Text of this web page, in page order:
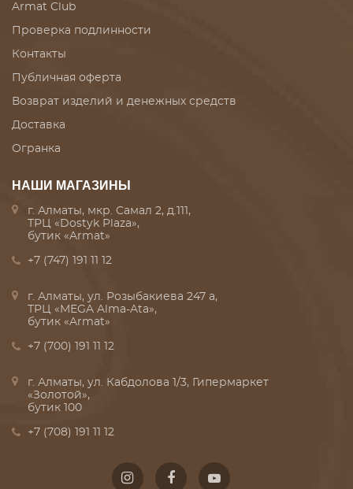
Armat Club
Проверка подлинности
Контакты
Публичная оферта
Возврат изделий и денежных средств
Доставка
Огранка
НАШИ МАГАЗИНЫ
г. Алматы, мкр. Самал 2, д.111,
ТРЦ «Dostyk Plaza»,
бутик «Armat»
+7 (747) 191 11 12
г. Алматы, ул. Розыбакиева 247 а,
ТРЦ «MEGA Alma-Ata»,
бутик «Armat»
+7 (700) 191 11 12
г. Алматы, ул. Кабдолова 1/3, Гипермаркет
«Золотой»,
бутик 100
+7 (708) 191 11 12